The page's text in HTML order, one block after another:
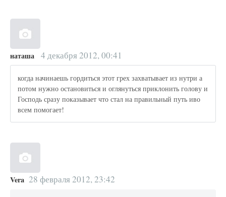
наташа 4 декабря 2012, 00:41
когда начинаешь гордиться этот грех захватывает из нутри а
потом нужно остановиться и оглянуться приклонить голову и
Господь сразу показывает что стал на правильный путь иво
всем помогает!
Vera 28 февраля 2012, 23:42